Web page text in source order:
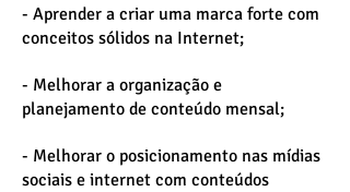
- Aprender a criar uma marca forte com
conceitos sólidos na Internet;
- Melhorar a organização e
planejamento de conteúdo mensal;
- Melhorar o posicionamento nas mídias
sociais e internet com conteúdos